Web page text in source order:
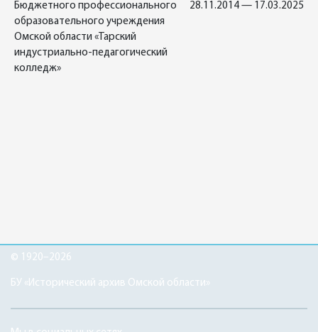
Бюджетного профессионального
образовательного учреждения
Омской области «Тарский
индустриально-педагогический
колледж»
28.11.2014 — 17.03.2025
© 1920–2026
БУ «Исторический архив Омской области»